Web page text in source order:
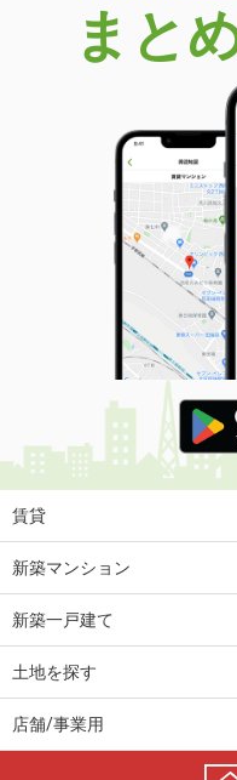
まと
賃貸
新築マンション
新築一戸建て
土地を探す
店舗/事業用